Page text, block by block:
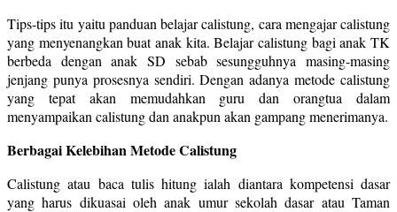
Tips-tips itu yaitu panduan belajar calistung, cara mengajar calistung
yang menyenangkan buat anak kita. Belajar calistung bagi anak TK
berbeda dengan anak SD sebab sesungguhnya masing-masing
jenjang punya prosesnya sendiri. Dengan adanya metode calistung
yang tepat akan memudahkan guru dan orangtua dalam
menyampaikan calistung dan anakpun akan gampang menerimanya.
Berbagai Kelebihan Metode Calistung
Calistung atau baca tulis hitung ialah diantara kompetensi dasar
yang harus dikuasai oleh anak umur sekolah dasar atau Taman